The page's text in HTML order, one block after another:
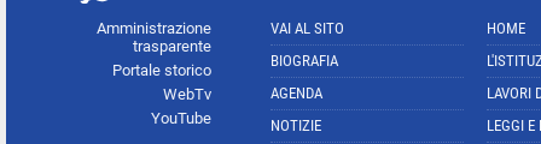
Amministrazione
trasparente
Portale storico
WebTv
YouTube
VAI AL SITO
BIOGRAFIA
AGENDA
NOTIZIE
HOME
LAVORI
LEGGI E